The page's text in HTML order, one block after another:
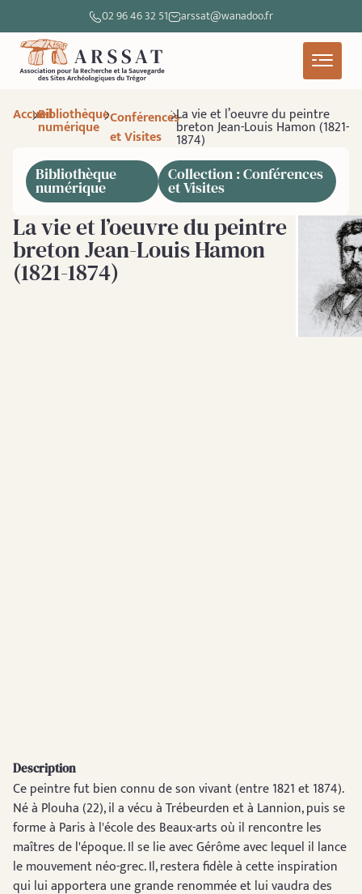
02 96 46 32 51 arssat@wanadoo.fr
AccueilBibliothèque
numérique Conférences
et Visites
La vie et l’oeuvre du peintre
breton Jean-Louis Hamon (1821-
1874)
Bibliothèque
numérique
Collection : Conférences
et Visites
La vie et l’oeuvre du peintre
breton Jean-Louis Hamon
(1821-1874)
Description
Ce peintre fut bien connu de son vivant (entre 1821 et 1874).
Né à Plouha (22), il a vécu à Trébeurden et à Lannion, puis se
forme à Paris à l'école des Beaux-arts où il rencontre les
maîtres de l'époque. Il se lie avec Gérôme avec lequel il lance
le mouvement néo-grec. Il, restera fidèle à cette inspiration
qui lui apportera une grande renommée et lui vaudra des